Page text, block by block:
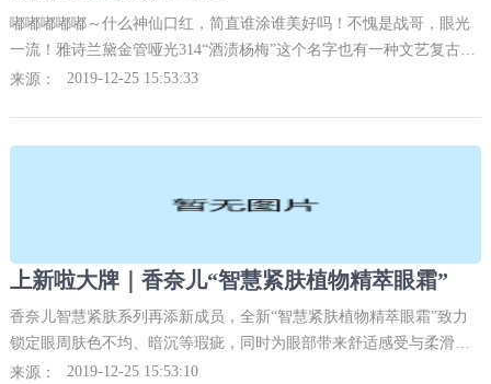
嘟嘟嘟嘟嘟～什么神仙口红，简直谁涂谁美好吗！不愧是战哥，眼光
一流！雅诗兰黛金管哑光314“酒渍杨梅”这个名字也有一种文艺复古的
感觉，一听就就超级棒！各位小飞侠肖战老婆一定要拥有丫！
来源： 2019-12-25 15:53:33
上新啦大牌｜香奈儿“智慧紧肤植物精萃眼霜”
香奈儿智慧紧肤系列再添新成员，全新“智慧紧肤植物精萃眼霜”致力
锁定眼周肤色不均、暗沉等瑕疵，同时为眼部带来舒适感受与柔滑肤
触。针对敏感的眼周部位，特别精心调制特殊配方，采用植萃成分等
来源： 2019-12-25 15:53:10